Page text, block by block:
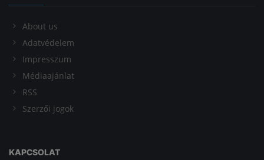
About us
Adatvédelem
Impresszum
Médiaajánlat
RSS
Szerzői jogok
KAPCSOLAT